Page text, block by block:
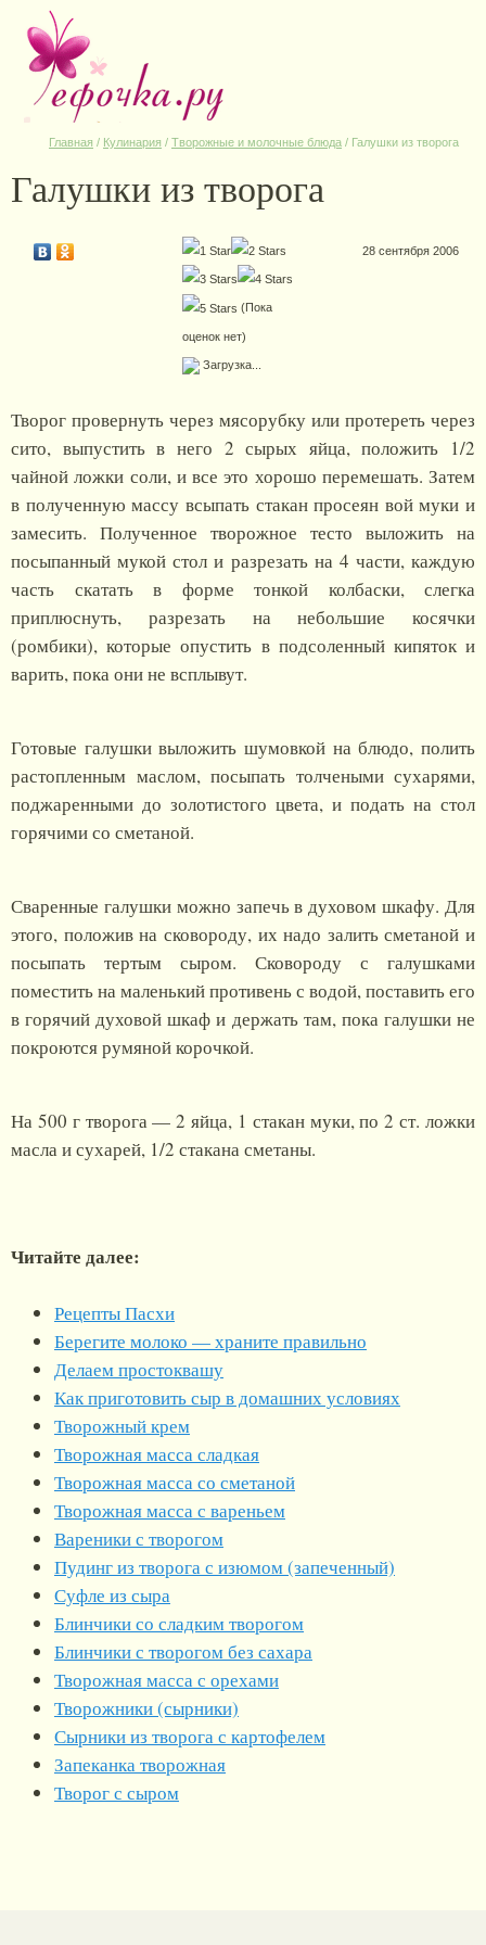
Главная / Кулинария / Творожные и молочные блюда / Галушки из творога
Галушки из творога
(Пока
оценок нет)
Загрузка...
28 сентября 2006
Творог провернуть через мясорубку или протереть через
сито, выпустить в него 2 сырых яйца, положить 1/2
чайной ложки соли, и все это хорошо перемешать. Затем
в полученную массу всыпать стакан просеян вой муки и
замесить. Полученное творожное тесто выложить на
посыпанный мукой стол и разрезать на 4 части, каждую
часть скатать в форме тонкой колбаски, слегка
приплюснуть, разрезать на небольшие косячки
(ромбики), которые опустить в подсоленный кипяток и
варить, пока они не всплывут.
Готовые галушки выложить шумовкой на блюдо, полить
растопленным маслом, посыпать толчеными сухарями,
поджаренными до золотистого цвета, и подать на стол
горячими со сметаной.
Сваренные галушки можно запечь в духовом шкафу. Для
этого, положив на сковороду, их надо залить сметаной и
посыпать тертым сыром. Сковороду с галушками
поместить на маленький противень с водой, поставить его
в горячий духовой шкаф и держать там, пока галушки не
покроются румяной корочкой.
На 500 гтворога — 2 яйца, 1 стакан муки, по 2 ст. ложки
масла и сухарей, 1/2 стакана сметаны.
Читайте далее:
Рецепты Пасхи
Берегите молоко — храните правильно
Делаем простоквашу
Как приготовить сыр в домашних условиях
Творожный крем
Творожная масса сладкая
Творожная масса со сметаной
Творожная масса с вареньем
Вареники с творогом
Пудинг из творога с изюмом (запеченный)
Суфле из сыра
Блинчики со сладким творогом
Блинчики с творогом без сахара
Творожная масса с орехами
Творожники (сырники)
Сырники из творога с картофелем
Запеканка творожная
Творог с сыром